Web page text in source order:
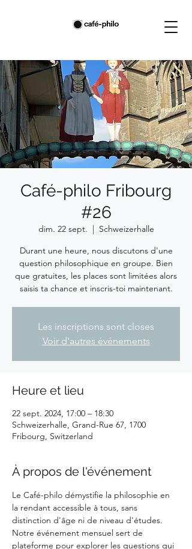
Café-philo Fribourg
#26
dim. 22 sept.
  |
Schweizerhalle
Durant une heure, nous discutons d'une
question philosophique en groupe. Bien
que gratuites, les places sont limitées alors
saisis ta chance et inscris-toi maintenant.
Les inscriptions sont closes
Voir d'autres événements
Heure et lieu
22 sept. 2024, 17:00 – 18:30
Schweizerhalle, Grand-Rue 67, 1700
Fribourg, Switzerland
À propos de l'événement
Le Café-philo démystifie la philosophie en
la rendant accessible à tous, sans
distinction d'âge ni de niveau d'études.
Notre événement mensuel sert de
plateforme pour explorer les questions qui